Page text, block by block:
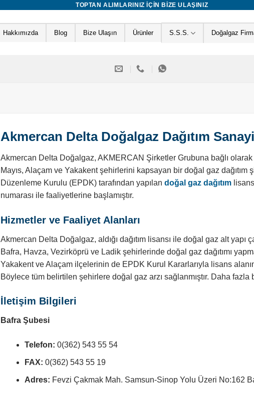
TOPTAN ALIMLARINIZ IÇIN BIZE ULAŞINIZ
Hakkımızda Blog Bize Ulaşın Ürünler S.S.S. Doğalgaz
Akmercan Delta Doğalgaz Dağıtım
Akmercan Delta Doğalgaz, AKMERCAN Şirketler Grubuna bağlı
Mayıs, Alaçam ve Yakakent şehirlerini kapsayan bir doğal gaz
Düzenleme Kurulu (EPDK) tarafından yapılan doğal gaz dağıtım
numarası ile faaliyetlerine başlamıştır.
Hizmetler ve Faaliyet Alanları
Akmercan Delta Doğalgaz, aldığı dağıtım lisansı ile doğal gaz alt yapı
Bafra, Havza, Vezirköprü ve Ladik şehirlerinde doğal gaz dağıtımı
Yakakent ve Alaçam ilçelerinin de EPDK Kurul Kararlarıyla lisans
Böylece tüm belirtilen şehirlere doğal gaz arzı sağlanmıştır. Daha fazla
İletişim Bilgileri
Bafra Şubesi
Telefon: 0(362) 543 55 54
FAX: 0(362) 543 55 19
Adres: Fevzi Çakmak Mah. Samsun-Sinop Yolu Üzeri No:162